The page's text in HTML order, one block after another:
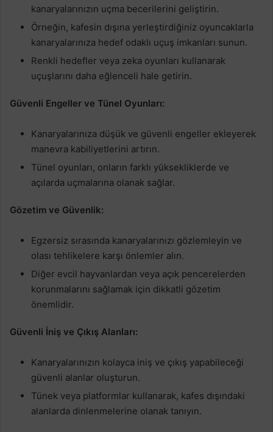
kanaryalarınızın uçma becerilerini geliştirin.
Örneğin, kafesin dışına yerleştirdiğiniz oyuncaklarla
kanaryalarınıza hedef odaklı uçuş imkanları sunun.
Renkli hedefler veya zeka oyunları kullanarak
uçuşlarını daha eğlenceli hale getirin.
Güvenli Engeller ve Tünel Oyunları:
Kanaryalarınıza düşük ve güvenli engeller ekleyerek
manevra kabiliyetlerini artırın.
Tünel oyunları, onların farklı yüksekliklerde ve
açılarda uçmalarına olanak sağlar.
Gözetim ve Güvenlik:
Egzersiz sırasında kanaryalarınızı gözlemleyin ve
olası tehlikelere karşı önlemler alın.
Diğer evcil hayvanlardan veya açık pencerelerden
korunmalarını sağlamak için dikkatli gözetim
önemlidir.
Güvenli İniş ve Çıkış Alanları:
Kanaryalarınızın kolayca iniş ve çıkış yapabileceği
güvenli alanlar oluşturun.
Tünek veya platformlar kullanarak, kafes dışındaki
alanlarda dinlenmelerine olanak tanıyın.